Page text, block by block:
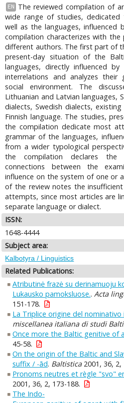
EN
The reviewed compilation of
wide range of studies,
well as the languages, influenced
compilation characterizes with
different authors. The first part of
present-day situation of the
languages, directly influenced
interrelations and analyzes their
social environment. The
Lithuanian and Latvian languages,
dialects, Swedish dialects,
Finnish language. The studies,
the compilation dedicate most
grammar of the languages,
from a wider typological
the compilation declares
connections between the
influence on the system of one or
of the review notes the
attempts, since most articles are
separate language or dialect.
ISSN:
1648-4444
Subject area:
Kalbotyra / Linguistics
Related Publications:
Atributinė frazė su derinamuoju
Lukausko pamoksluose.. Acta
151-178.
La Triplice origine del
miscellanea italiana di studi
Once more the Baltic genitive of
45-58.
On the origin of the Baltic and
suffix / -ād. Baltistica2001, 36, 2,
Pronoms neutres et règle "svo"
2001, 36, 2, 173-188.
The Indo-